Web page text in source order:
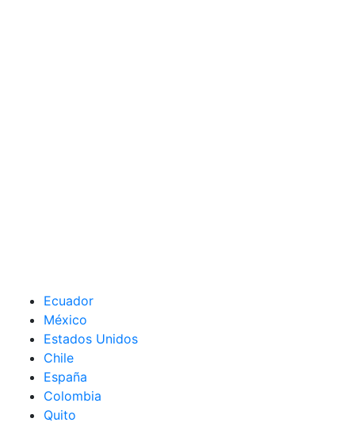
Ecuador
México
Estados Unidos
Chile
España
Colombia
Quito